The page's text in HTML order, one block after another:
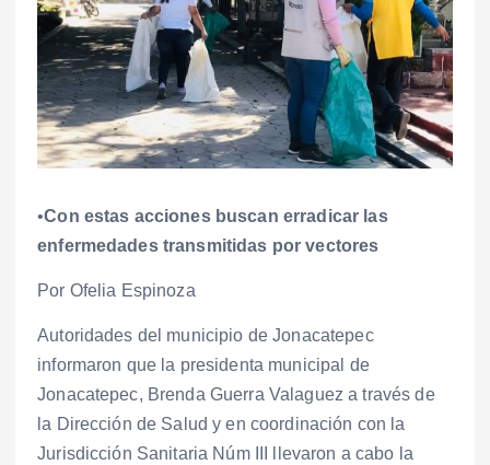
•Con estas acciones buscan erradicar las
enfermedades transmitidas por vectores
Por Ofelia Espinoza
Autoridades del municipio de Jonacatepec
informaron que la presidenta municipal de
Jonacatepec, Brenda Guerra Valaguez a través de
la Dirección de Salud y en coordinación con la
Jurisdicción Sanitaria Núm III llevaron a cabo la